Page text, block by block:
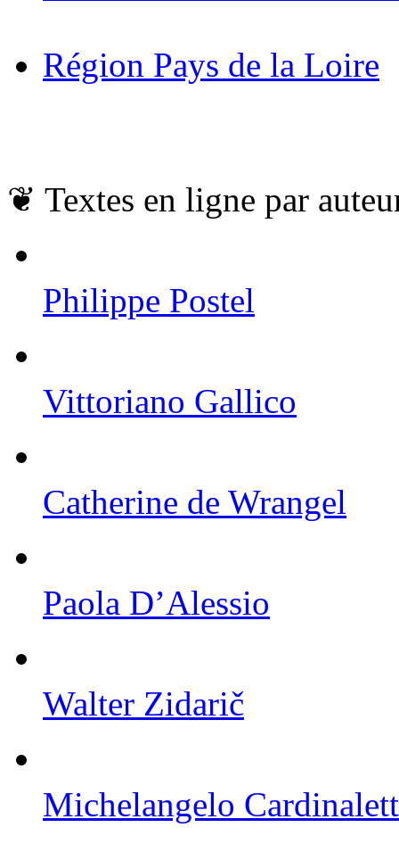
Région Pays de la Loire
❦ Textes en ligne par
Philippe Postel
Vittoriano Gallico
Catherine de Wrangel
Paola D’Alessio
Walter Zidarič
Michelangelo